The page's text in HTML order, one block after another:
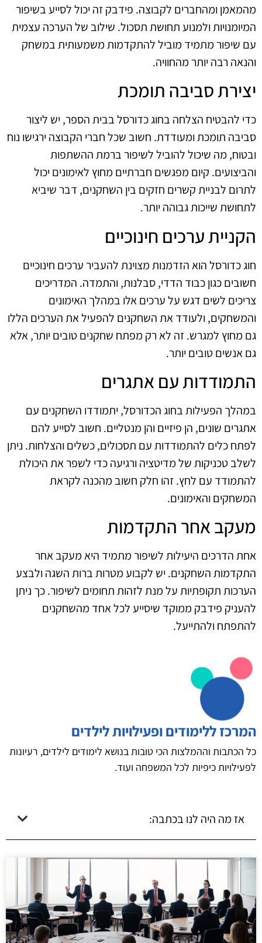
מהמאמן ומהחברים לקבוצה. פידבק זה יכול לסייע בשיפור
המיומנויות ולמנוע תחושת תסכול. שילוב של הערכה עצמית
עם שיפור מתמיד מוביל להתקדמות משמעותית במשחק
והנאה רבה יותר מהחוויה.
יצירת סביבה תומכת
כדי להבטיח הצלחה בחוג כדורסל בבית הספר, יש ליצור
סביבה תומכת ומעודדת. חשוב שכל חברי הקבוצה ירגישו נוח
ובטוח, מה שיכול להוביל לשיפור ברמת ההשתפות
והביצועים. קיום מפגשים חברתיים מחוץ לאימונים יכול
לתרום לבניית קשרים חזקים בין השחקנים, דבר שיביא
לתחושת שייכות גבוהה יותר.
הקניית ערכים חינוכיים
חוג כדורסל הוא הזדמנות מצוינת להעביר ערכים חינוכיים
חשובים כגון כבוד הדדי, סבלנות, והתמדה. המדריכים
צריכים לשים דגש על ערכים אלו במהלך האימונים
והמשחקים, ולעודד את השחקנים להפעיל את הערכים הללו
גם מחוץ למגרש. זה לא רק מפתח שחקנים טובים יותר, אלא
גם אנשים טובים יותר.
התמודדות עם אתגרים
במהלך הפעילות בחוג הכדורסל, יתמודדו השחקנים עם
אתגרים שונים, הן פיזיים והן מנטליים. חשוב לסייע להם
לפתח כלים להתמודדות עם תסכולים, כשלים והצלחות. ניתן
לשלב טכניקות של מדיטציה ורגיעה כדי לשפר את היכולת
להתמודד עם לחץ. זהו חלק חשוב מהכנה לקראת
המשחקים והאימונים.
מעקב אחר התקדמות
אחת הדרכים היעילות לשיפור מתמיד היא מעקב אחר
התקדמות השחקנים. יש לקבוע מטרות ברות השגה ולבצע
הערכות תקופתיות על מנת לזהות תחומים לשיפור. כך ניתן
להעניק פידבק ממוקד שיסייע לכל אחד מהשחקנים
להתפתח ולהתייעל.
המרכז ללימודים ופעילויות לילדים
כל הכתבות וההמלצות הכי טובות בנושא לימודים לילדים, רעיונות
לפעילויות כיפיות לכל המשפחה ועוד.
אז מה היה לנו בכתבה: